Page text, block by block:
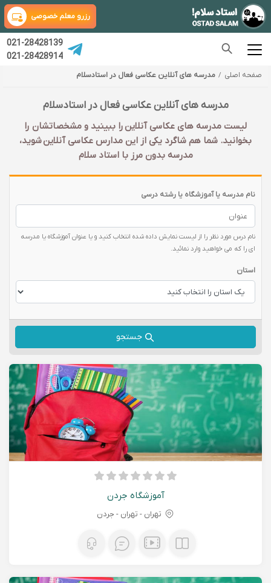
رزرو معلم خصوصی
021-28428139
021-28428914
صفحه اصلی مدرسه های آنلاین عکاسی فعال در استادسلام
مدرسه های آنلاین عکاسی فعال در استادسلام
لیست مدرسه های عکاسی آنلاین را ببینید و مشخصاتشان را
بخوانید. شما هم شاگرد یکی از این مدارس عکاسی آنلاین شوید،
مدرسه بدون مرز با استاد سلام
نام مدرسه یا آموزشگاه یا رشته درسی
نام درس مورد نظر را از لیست نمایش داده شده انتخاب کنید و یا عنوان آموزشگاه یا مدرسه
ای را که می خواهید وارد نمائید.
استان
جستجو
آموزشگاه جردن
تهران - تهران - جردن